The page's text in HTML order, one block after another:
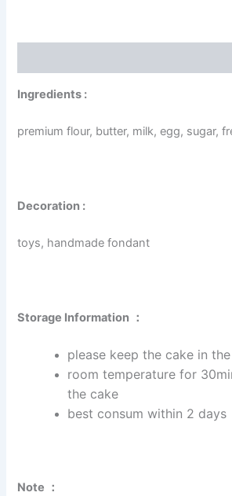
Ingredients :
premium flour, butter, milk, egg, sugar,
Decoration :
toys, handmade fondant
Storage Information ：
please keep the cake in
room temperature for
the cake
best consum within 2 days
Note ：